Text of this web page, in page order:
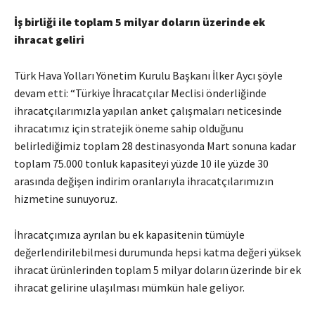
İş birliği ile toplam 5 milyar doların üzerinde ek
ihracat geliri
Türk Hava Yolları Yönetim Kurulu Başkanı İlker Aycı şöyle
devam etti: “Türkiye İhracatçılar Meclisi önderliğinde
ihracatçılarımızla yapılan anket çalışmaları neticesinde
ihracatımız için stratejik öneme sahip olduğunu
belirlediğimiz toplam 28 destinasyonda Mart sonuna kadar
toplam 75.000 tonluk kapasiteyi yüzde 10 ile yüzde 30
arasında değişen indirim oranlarıyla ihracatçılarımızın
hizmetine sunuyoruz.
İhracatçımıza ayrılan bu ek kapasitenin tümüyle
değerlendirilebilmesi durumunda hepsi katma değeri yüksek
ihracat ürünlerinden toplam 5 milyar doların üzerinde bir ek
ihracat gelirine ulaşılması mümkün hale geliyor.